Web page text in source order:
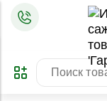
ПРЕДЗАКАЗ